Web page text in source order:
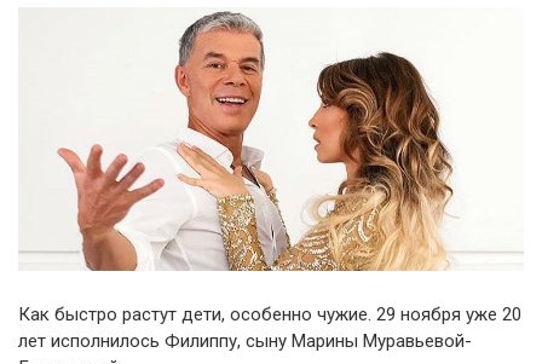
Как быстро растут дети, особенно чужие. 29 ноября уже 20
лет исполнилось Филиппу, сыну Марины Муравьевой-